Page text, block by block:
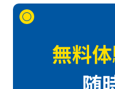
無料
随